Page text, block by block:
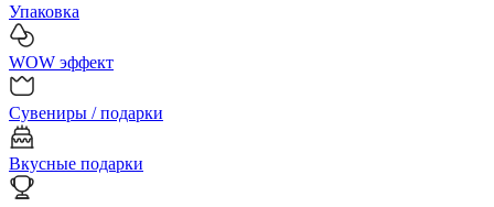
Упаковка
WOW эффект
Сувениры / подарки
Вкусные подарки